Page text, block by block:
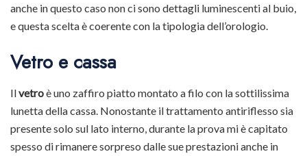
anche in questo caso non ci sono dettagli luminescenti al buio,
e questa scelta è coerente con la tipologia dell’orologio.
Vetro e cassa
Ilvetroè uno zaffiro piatto montato a filo con la sottilissima
lunetta della cassa. Nonostante il trattamento antiriflesso sia
presente solo sul lato interno, durante la prova mi è capitato
spesso di rimanere sorpreso dalle sue prestazioni anche in